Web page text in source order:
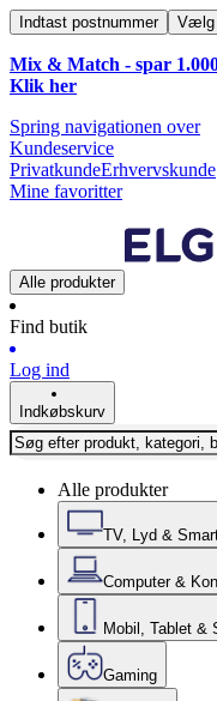
Indtast postnummer Vælg
Mix & Match - spar
Klik her
Spring navigationen over
Kundeservice
PrivatkundeErhvervskunde
Mine favoritter
Alle produkter
Find butik
Log ind
Indkøbskurv
Alle produkter
TV, Lyd &
Computer &
Mobil, Tablet &
Gaming